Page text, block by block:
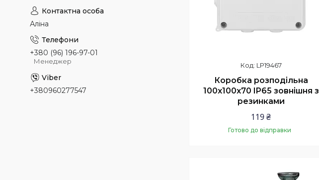
LP19467
Коробка розподільна
100х100х70 IP65 зовнішня з
резинками
119 ₴
Готово до відправки
Аліна
+380 (96) 196-97-01
Менеджер
+380960277547